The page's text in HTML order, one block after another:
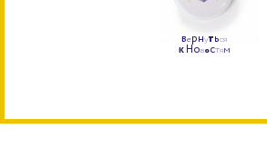
Вернуться
к Новостям